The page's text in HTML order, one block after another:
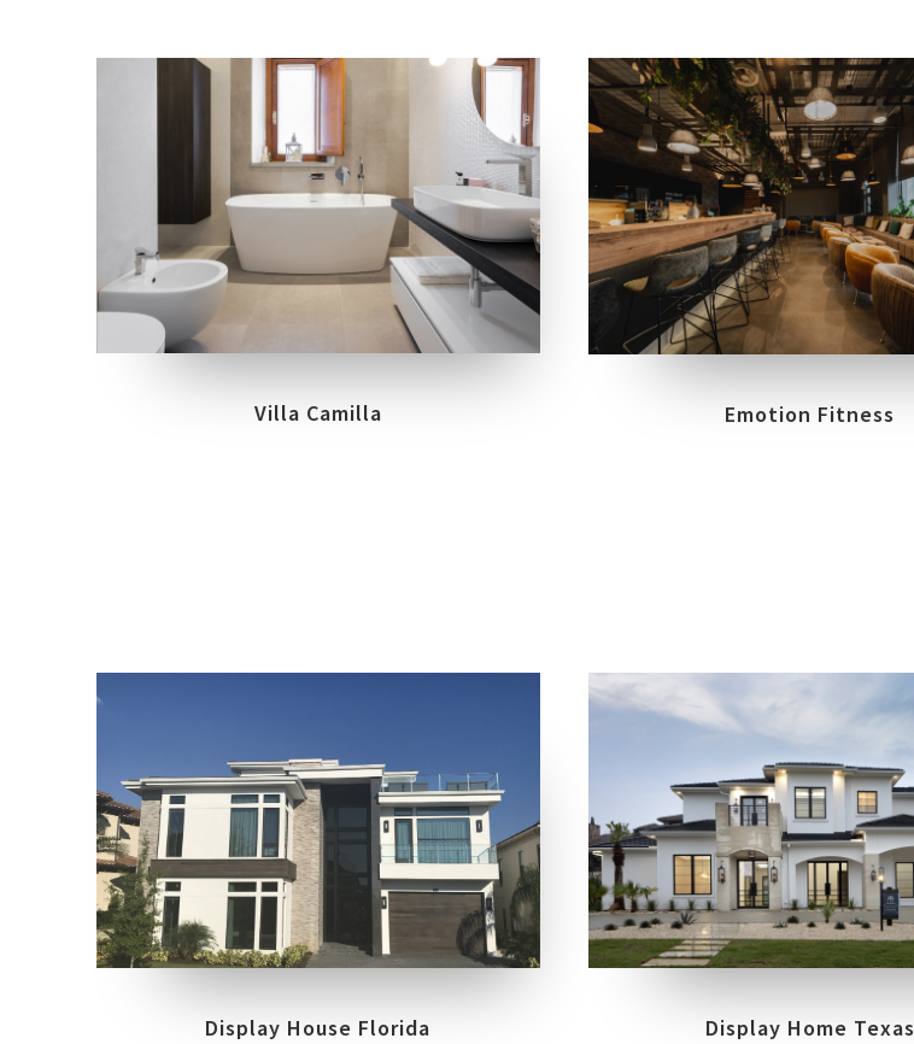
COLLEZIONI
LOCATION
Villa Camilla
LOCATION
Emotion Fitness
COLLEZIONI
TRILOGY
LOCATION
PALMILLA CT, REUNION
Display House Florida
COLLEZIONI
TRILOGY
LOCATION
AUSTIN, TEXAS
Display Home Texas